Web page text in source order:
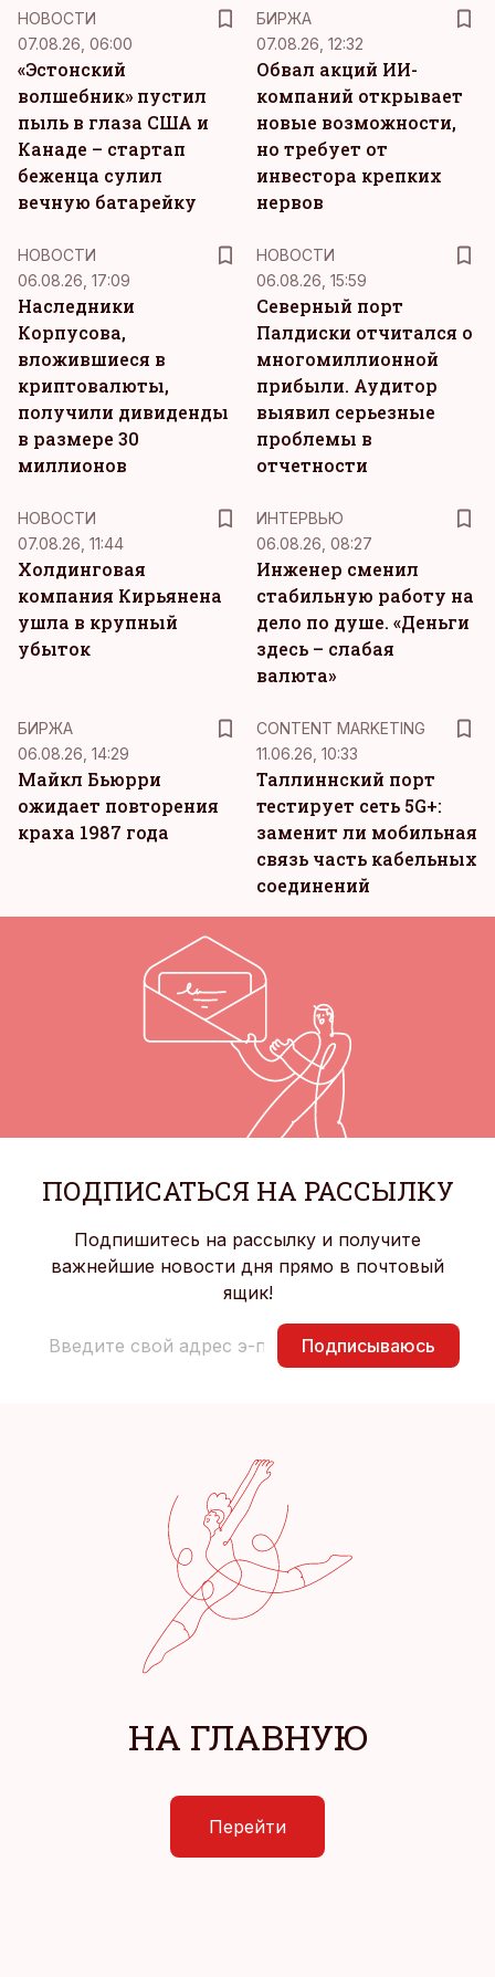
НОВОСТИ
07.08.26, 06:00
«Эстонский
волшебник» пустил
пыль в глаза США и
Канаде – стартап
беженца сулил
вечную батарейку
БИРЖА
07.08.26, 12:32
Обвал акций ИИ-
компаний открывает
новые возможности,
но требует от
инвестора крепких
нервов
НОВОСТИ
06.08.26, 17:09
Наследники
Корпусова,
вложившиеся в
криптовалюты,
получили дивиденды
в размере 30
миллионов
НОВОСТИ
06.08.26, 15:59
Северный порт
Палдиски отчитался о
многомиллионной
прибыли. Аудитор
выявил серьезные
проблемы в
отчетности
НОВОСТИ
07.08.26, 11:44
Холдинговая
компания Кирьянена
ушла в крупный
убыток
ИНТЕРВЬЮ
06.08.26, 08:27
Инженер сменил
стабильную работу на
дело по душе. «Деньги
здесь – слабая
валюта»
БИРЖА
06.08.26, 14:29
Майкл Бьюрри
ожидает повторения
краха 1987 года
CONTENT MARKETING
11.06.26, 10:33
Таллиннский порт
тестирует сеть 5G+:
заменит ли мобильная
связь часть кабельных
соединений
ПОДПИСАТЬСЯ НА РАССЫЛКУ
Подпишитесь на рассылку и получите
важнейшие новости дня прямо в почтовый
ящик!
Подписываюсь
НА ГЛАВНУЮ
Перейти